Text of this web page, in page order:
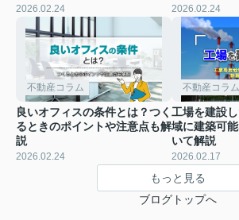
2026.02.24 2026.02.24
不動産コラム
良いオフィスの条件とは？つく
るときのポイントや注意点も解
説
2026.02.24
不動産コラム
工場を建設
域に建築可
いて解説
2026.02.17
もっと見る
ブログトップへ